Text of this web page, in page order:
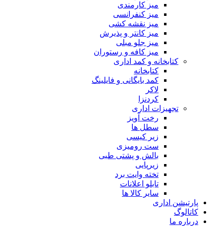
میز کارمندی
میز کنفرانسی
میز نقشه کشی
میز کانتر و پذیرش
میز جلو مبلی
میز کافه و رستوران
کتابخانه و کمد اداری
کتابخانه
کمد بایگانی و فایلینگ
لاکر
کردنزا
تجهیزات اداری
رخت آویز
سطل ها
زیر کیسی
ست رومیزی
بالش و پشتی طبی
زیرپایی
تخته وایت برد
تابلو اعلانات
سایر کالا ها
پارتیشن اداری
کاتالوگ
درباره ما